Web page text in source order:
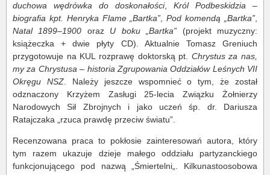
duchowa wędrówka do doskonałości, Król Podbeskidzia –
biografia kpt. Henryka Flame „Bartka” ,Pod komendą „Bartka”
Natal 1899–1900 oraz U boku „Bartka” (projekt muzyczny:
książeczka + dwie płyty CD). Aktualnie Tomasz Greniuch
przygotowuje na KUL rozprawę doktorską pt. Chrystus za nas,
my za Chrystusa – historia Zgrupowania Oddziałów Leśnych VII
Okręgu NSZ. Należy jeszcze wspomnieć o tym, że został
odznaczony Krzyżem Zasługi 25-lecia Związku Żołnierzy
Narodowych Sił Zbrojnych i jako uczeń śp. dr. Dariusza
Ratajczaka „rzuca prawdę przeciw światu”.
Recenzowana praca to pokłosie zainteresowań autora, który
tym razem ukazuje dzieje małego oddziału partyzanckiego
funkcjonującego pod nazwą „Śmiertelni„. Kilkunastoosobowa